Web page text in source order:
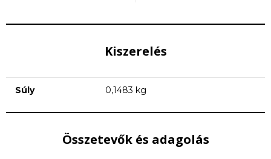
Kiszerelés
Súly 0,1483 kg
Összetevők és adagolás